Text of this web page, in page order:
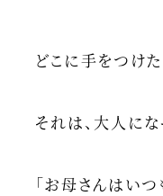
どこに手をつけ
それは、大人に
「お母さんはいつ